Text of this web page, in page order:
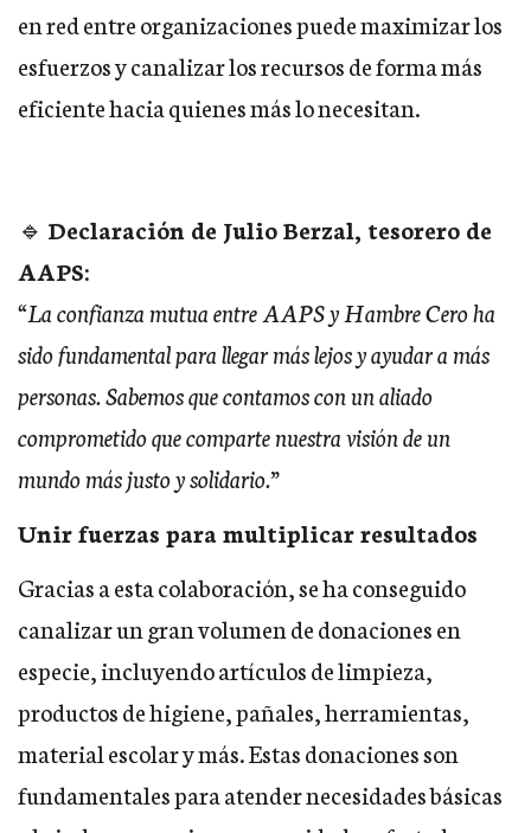
en red entre organizaciones puede maximizar los
esfuerzos y canalizar los recursos de forma más
eficiente hacia quienes más lo necesitan.
🔹 Declaración de Julio Berzal, tesorero de
AAPS:
“La confianza mutua entre AAPS y Hambre Cero ha
sido fundamental para llegar más lejos y ayudar a más
personas. Sabemos que contamos con un aliado
comprometido que comparte nuestra visión de un
mundo más justo y solidario.”
Unir fuerzas para multiplicar resultados
Gracias a esta colaboración, se ha conseguido
canalizar un gran volumen de donaciones en
especie, incluyendo artículos de limpieza,
productos de higiene, pañales, herramientas,
material escolar y más. Estas donaciones son
fundamentales para atender necesidades básicas